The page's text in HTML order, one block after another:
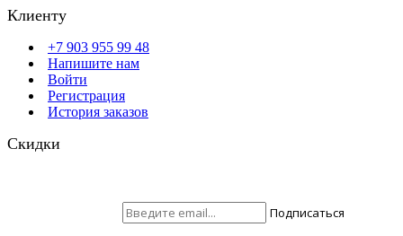
Клиенту
+7 903 955 99 48
Напишите нам
Войти
Регистрация
История заказов
Скидки
Подписаться